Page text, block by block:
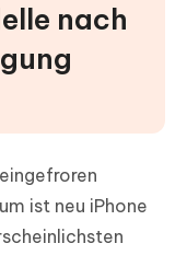
nach
ist neu iPhone